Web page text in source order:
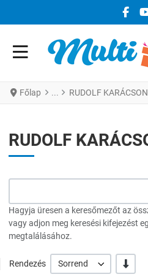
Főlap RUDOLF
RUDOLF
Hagyja üresen a keresőmezőt az
vagy adjon meg keresési kifejezést
megtalálásához.
Rendezés Sorrend -/+